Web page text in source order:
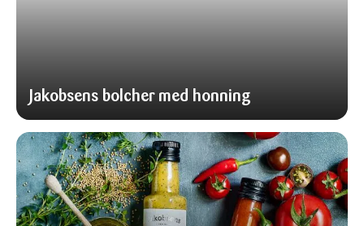
Jakobsens bolcher med honning